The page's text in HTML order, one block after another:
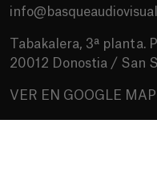
Tabakalera, 3ª planta.
20012 Donostia / San
VER EN GOOGLE